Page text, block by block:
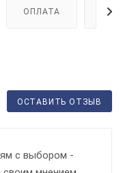
ОПЛАТА
ОСТАВИТЬ ОТЗЫВ
с выбором -